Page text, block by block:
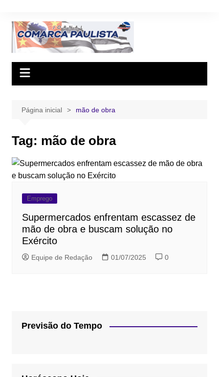
conteúdo
Página inicial mão de obra
Tag: mão de obra
Emprego
Supermercados enfrentam escassez de
mão de obra e buscam solução no
Exército
Equipe de Redação 01/07/2025 0
Previsão do Tempo